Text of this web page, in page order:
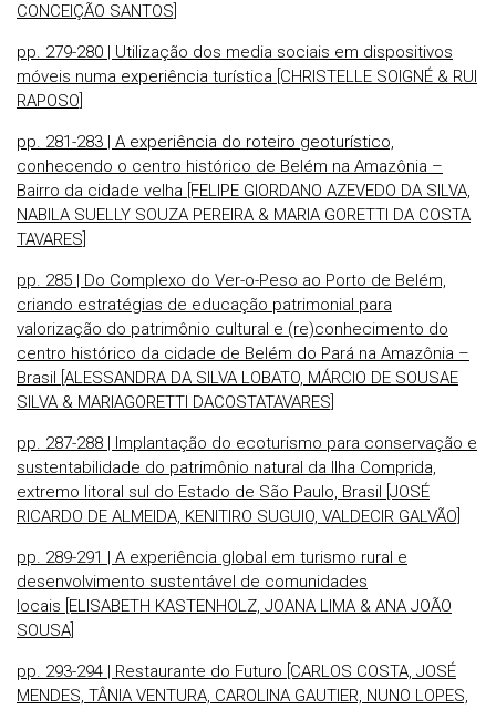
CONCEIÇÃO SANTOS]
pp. 279-280 | Utilização dos media sociais em dispositivos
móveis numa experiência turística [CHRISTELLE SOIGNÉ & RUI
RAPOSO]
pp. 281-283 | A experiência do roteiro geoturístico,
conhecendo o centro histórico de Belém na Amazônia –
Bairro da cidade velha [FELIPE GIORDANO AZEVEDO DA SILVA,
NABILA SUELLY SOUZA PEREIRA & MARIA GORETTI DA COSTA
TAVARES]
pp. 285 | Do Complexo do Ver-o-Peso ao Porto de Belém,
criando estratégias de educação patrimonial para
valorização do patrimônio cultural e (re)conhecimento do
centro histórico da cidade de Belém do Pará na Amazônia –
Brasil [ALESSANDRA DA SILVA LOBATO, MÁRCIO DE SOUSAE
SILVA & MARIAGORETTI DACOSTATAVARES]
pp. 287-288 | Implantação do ecoturismo para conservação e
sustentabi­lidade do patrimônio natural da Ilha Comprida,
extremo litoral sul do Estado de São Paulo, Brasil [JOSÉ
RICARDO DE ALMEIDA, KENITIRO SUGUIO, VALDECIR GALVÃO]
pp. 289-291 | A experiência global em turismo rural e
desenvolvimen­to sustentável de comunidades
locais [ELISABETH KASTENHOLZ, JOANA LIMA & ANA JOÃO
SOUSA]
pp. 293-294 | Restaurante do Futuro [CARLOS COSTA, JOSÉ
MENDES, TÂNIA VENTURA, CAROLINA GAUTIER, NUNO LOPES,